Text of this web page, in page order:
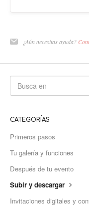
¿Aún necesitas ayuda?
CATEGORÍAS
Primeros pasos
Tu galería y funciones
Después de tu evento
Subir y descargar
Invitaciones digitales y